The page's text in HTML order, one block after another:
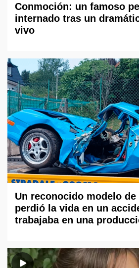
Conmoción: un famoso
internado tras un
vivo
Un reconocido modelo de
perdió la vida en un
trabajaba en una